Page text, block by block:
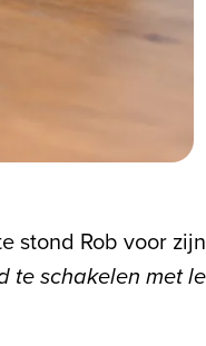
Rob voor
schakelen met